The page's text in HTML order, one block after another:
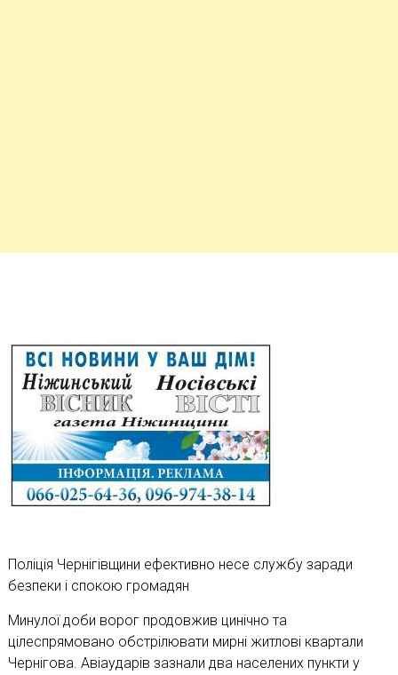
Поліція Чернігівщини ефективно несе службу заради
безпеки і спокою громадян
Минулої доби ворог продовжив цинічно та
цілеспрямовано обстрілювати мирні житлові квартали
Чернігова. Авіаударів зазнали два населених пункти у